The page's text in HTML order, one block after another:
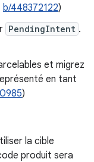
b/448372122)
PendingIntent .
et migrez
en tant
)
la cible
produit sera